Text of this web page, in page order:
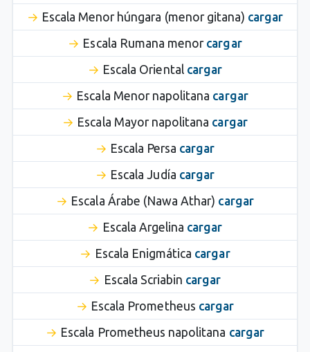
Escala Menor húngara (menor gitana) cargar
Escala Rumana menor cargar
Escala Oriental cargar
Escala Menor napolitana cargar
Escala Mayor napolitana cargar
Escala Persa cargar
Escala Judía cargar
Escala Árabe (Nawa Athar) cargar
Escala Argelina cargar
Escala Enigmática cargar
Escala Scriabin cargar
Escala Prometheus cargar
Escala Prometheus napolitana cargar